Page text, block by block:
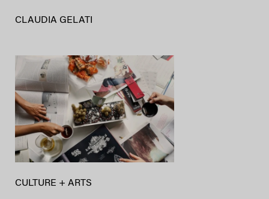
CLAUDIA GELATI
CULTURE + ARTS